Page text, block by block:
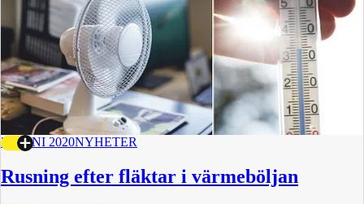
24 JUNI 2020NYHETER
Rusning efter fläktar i värmeböljan